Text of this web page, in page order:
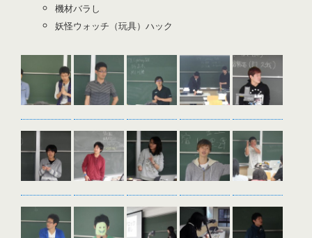
機材バラし
妖怪ウォッチ（玩具）ハック